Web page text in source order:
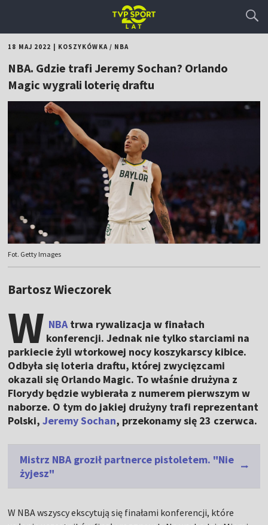
18 MAJ 2022 KOSZYKÓWKA/ NBA
NBA. Gdzie trafi Jeremy Sochan? Orlando
Magic wygrali loterię draftu
Fot. Getty Images
Bartosz Wieczorek
W NBAtrwa rywalizacja w finałach
konferencji. Jednak nie tylko starciami na
parkiecie żyli wtorkowej nocy koszykarscy kibice.
Odbyła się loteria draftu, której zwycięzcami
okazali się Orlando Magic. To właśnie drużyna z
Florydy będzie wybierała z numerem pierwszym w
naborze. O tym do jakiej drużyny trafi reprezentant
Polski,Jeremy Sochan, przekonamy się 23 czerwca.
Mistrz NBA groził partnerce pistoletem. "Nie
żyjesz"
W NBA wszyscy ekscytują się finałami konferencji, które